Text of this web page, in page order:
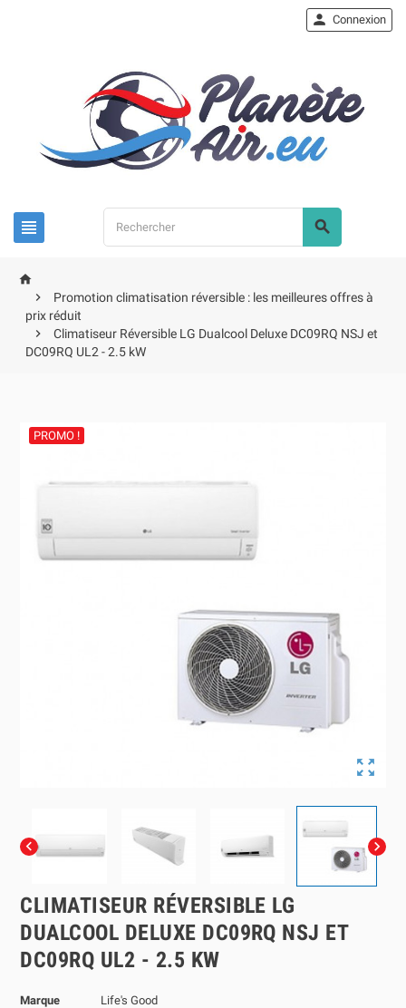
 
 Connexion


Promotion climatisation réversible : les meilleures offres à
prix réduit

Climatiseur Réversible LG Dualcool Deluxe DC09RQ NSJ et
DC09RQ UL2 - 2.5 kW

 
PROMO !
CLIMATISEUR RÉVERSIBLE LG
DUALCOOL DELUXE DC09RQ NSJ ET
DC09RQ UL2 - 2.5 KW
Marque
Life's Good